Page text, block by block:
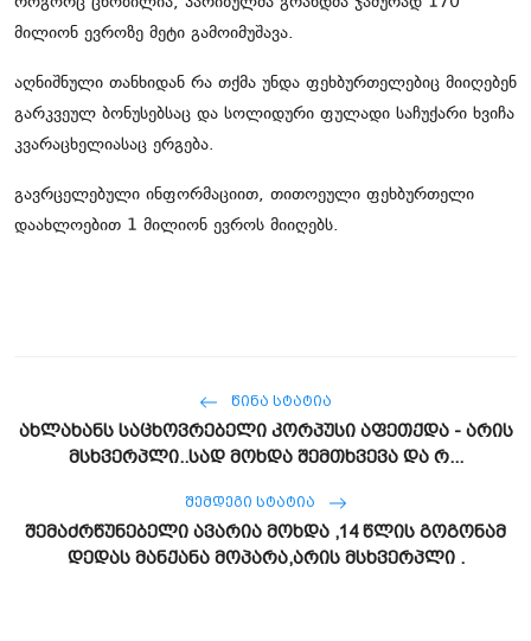
მილიონ ევროზე მეტი გამოიმუშავა.
აღნიშნული თანხიდან რა თქმა უნდა ფეხბურთელებიც მიიღებენ
გარკვეულ ბონუსებსაც და სოლიდური ფულადი საჩუქარი ხვიჩა
კვარაცხელიასაც ერგება.
გავრცელებული ინფორმაციით, თითოეული ფეხბურთელი
დაახლოებით 1 მილიონ ევროს მიიღებს.
ᲬᲘᲜᲐ ᲡᲢᲐᲢᲘᲐ
ახლახანს საცხოვრებელი კორპუსი აფეთქდა - არის
მსხვერპლი..სად მოხდა შემთხვევა და რ...
ᲨᲔᲛᲓᲔᲒᲘ ᲡᲢᲐᲢᲘᲐ
შემაძრწუნებელი ავარია მოხდა ,14 წლის გოგონამ
დედას მანქანა მოპარა,არის მსხვერპლი .